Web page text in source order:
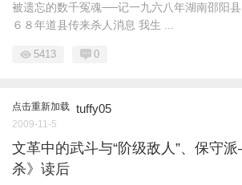
被遗忘的数千冤魂──记一九六八年湖南邵阳
６８年道县传来杀人消息 我生 ...
5413 0
点击重新加载 tuffy05
2009-11-5
文革中的武斗与“阶级敌人”、保守
杀》读后